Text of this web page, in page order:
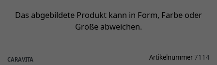
Das abgebildete Produkt kann in Form, Farbe oder
Größe abweichen.
CARAVITA Artikelnummer7114